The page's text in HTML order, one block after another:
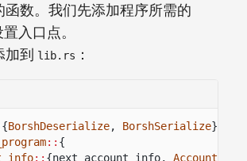
函数。我们先添加程序所需的
入口点。
到
lib.rs ：
{BorshDeserialize, BorshSerialize};
:: {
:: {next_account_info, AccountInfo